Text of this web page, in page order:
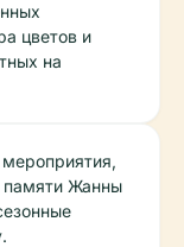
цветов и
на
Жанны